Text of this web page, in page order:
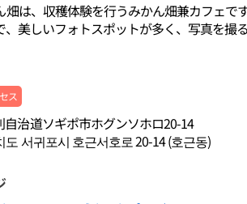
畑は、収穫体験を行うみかん畑兼カフェ
美しいフォトスポットが多く、写真を撮
ス
自治道ソギポ市ホグンソホロ20-14
서귀포시 호근서호로 20-14 (호근동)